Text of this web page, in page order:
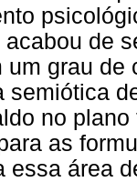
de
grau de
semiótica
no
as
essa área